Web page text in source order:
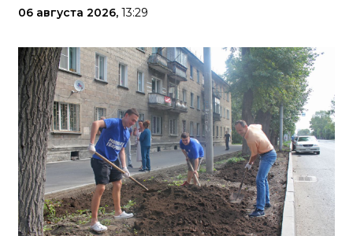
06 августа 2026, 13:29